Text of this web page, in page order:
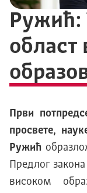
Ружић:
област
Први
просвете,
Ружић
Предлог
високом